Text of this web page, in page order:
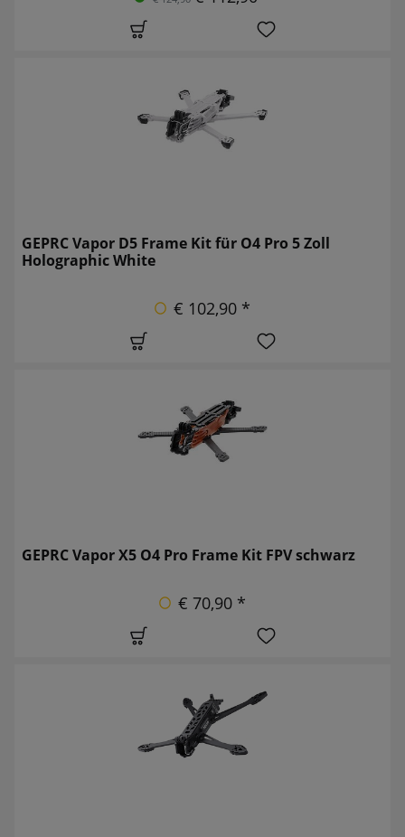
GEPRC Vapor D5 Frame Kit für O4 Pro 5 Zoll
Holographic White
€ 102,90 *
GEPRC Vapor X5 O4 Pro Frame Kit FPV schwarz
€ 70,90 *